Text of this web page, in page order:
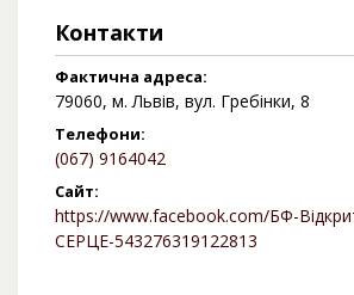
Контакти
Фактична адреса:
79060, м. Львів, вул. Гребінки, 8
Телефони:
(067) 9164042
Сайт:
https://www.facebook.com/БФ-
СЕРЦЕ-543276319122813